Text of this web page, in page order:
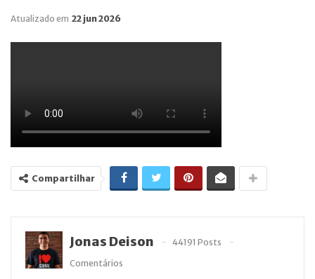
Atualizado em 22 jun 2026
Compartilhar
Jonas Deison
44191 Posts
Comentários